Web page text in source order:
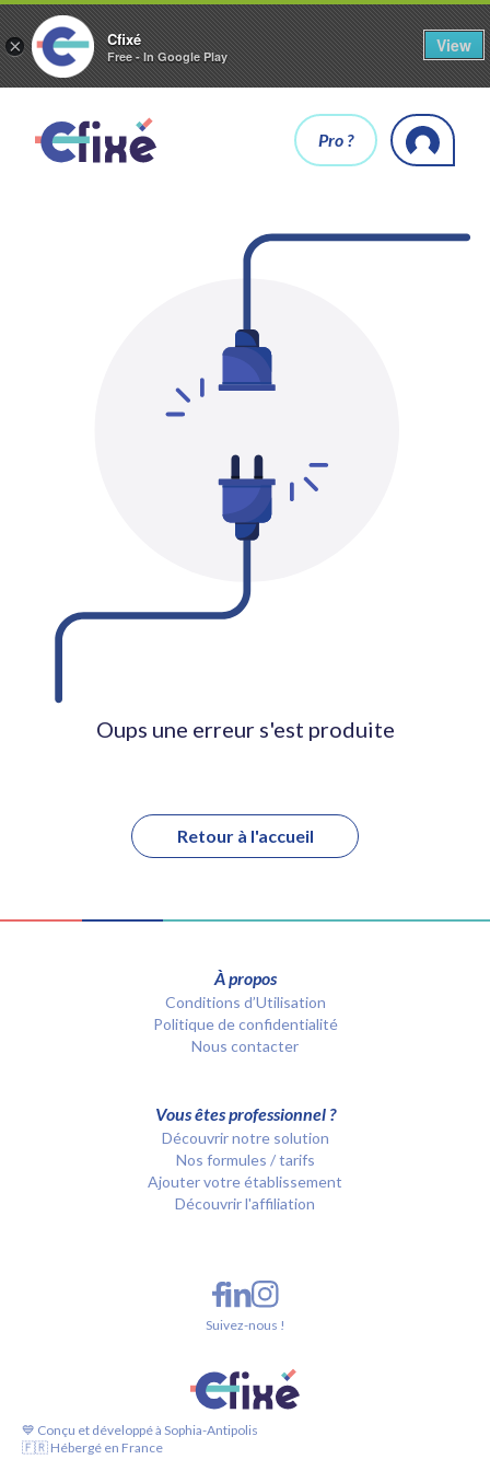
× Cfixé
Free - In Google Play
View
Pro ?
Oups une erreur s'est produite
Retour à l'accueil
À propos
Conditions d’Utilisation
Politique de confidentialité
Nous contacter
Vous êtes professionnel ?
Découvrir notre solution
Nos formules / tarifs
Ajouter votre établissement
Découvrir l'affiliation
💙 Conçu et développé à Sophia-Antipolis
🇫🇷 Hébergé en France
Suivez-nous !